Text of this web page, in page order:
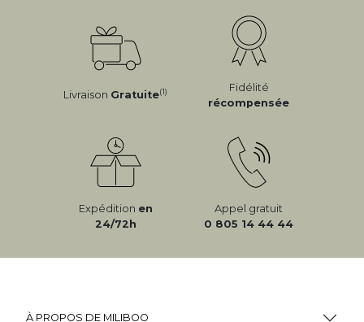
Livraison Gratuite(1)
Fidélité
récompensée
Expédition en
24/72h
Appel gratuit
0 805 14 44 44
À PROPOS DE MILIBOO